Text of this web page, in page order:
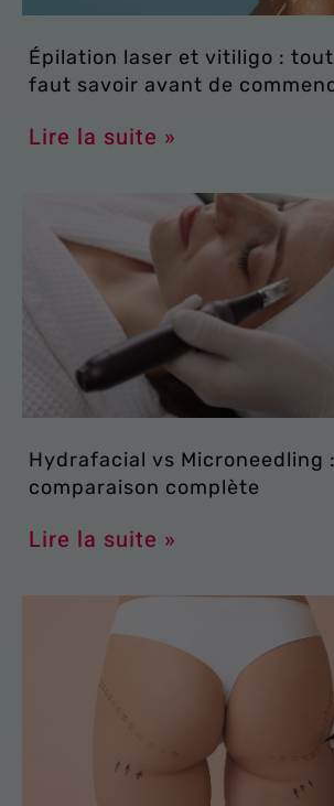
Épilation laser et vitiligo : tout
faut savoir avant de
Lire la suite »
Hydrafacial vs Microneedling
comparaison complète
Lire la suite »